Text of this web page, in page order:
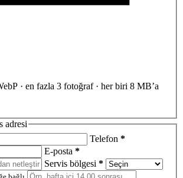
· en fazla 3 fotoğraf · her biri 8 MB’a
adresi
Telefon *
E-posta *
Servis bölgesi *